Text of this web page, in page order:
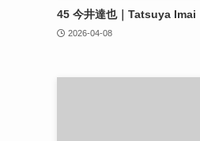
45 今井達也｜Tatsuya Imai
2026-04-08